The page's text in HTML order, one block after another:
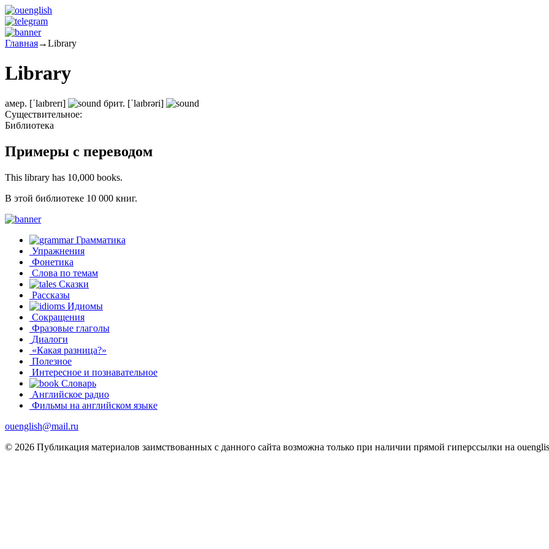
Главная→Library
Library
амер. [ˈlaɪbrerɪ] брит. [ˈlaɪbrəri]
Существительное:
Библиотека
Примеры с переводом
This library has 10,000 books.
В этой библиотеке 10 000 книг.
Грамматика
Упражнения
Фонетика
Слова по темам
Сказки
Рассказы
Идиомы
Сокращения
Фразовые глаголы
Диалоги
«Какая разница?»
Полезное
Интересное и познавательное
Словарь
Английское радио
Фильмы на английском языке
ouenglish@mail.ru
© 2026 Публикация материалов заимствованных с данного сайта возможна только при наличии прямой гиперссылки на